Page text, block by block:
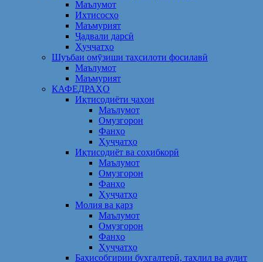
Маълумот
Ихтисосҳо
Маъмурият
Ҷадвали дарсӣ
Ҳуҷҷатҳо
Шуъбаи омӯзиши таҳсилоти фосилавӣ
Маълумот
Маъмурият
КАФЕДРАҲО
Иқтисодиёти ҷаҳон
Маълумот
Омузгорон
Фанҳо
Ҳуҷҷатҳо
Иқтисодиёт ва соҳибкорӣ
Маълумот
Омузгорон
Фанҳо
Ҳуҷҷатҳо
Молия ва қарз
Маълумот
Омузгорон
Фанҳо
Ҳуҷҷатҳо
Баҳисобгирии бухгалтерӣ, таҳлил ва аудит